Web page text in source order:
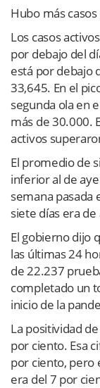
Hubo más
Los casos
por debajo del
está por debajo
33,645. En el
segunda ola en
más de 30.000.
activos
El promedio de
inferior al de
semana pasada
siete días era
El gobierno dijo
las últimas 24
de 22.237
completado un
inicio de la
La positividad
por ciento. Esa
por ciento, pero
era del 7 por